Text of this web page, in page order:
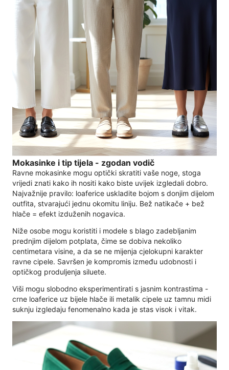
Mokasinke i tip tijela - zgodan vodič
Ravne mokasinke mogu optički skratiti vaše noge, stoga
vrijedi znati kako ih nositi kako biste uvijek izgledali dobro.
Najvažnije pravilo: loaferice uskladite bojom s donjim dijelom
outfita, stvarajući jednu okomitu liniju. Bež natikače + bež
hlače = efekt izduženih nogavica.
Niže osobe mogu koristiti i modele s blago zadebljanim
prednjim dijelom potplata, čime se dobiva nekoliko
centimetara visine, a da se ne mijenja cjelokupni karakter
ravne cipele. Savršen je kompromis između udobnosti i
optičkog produljenja siluete.
Viši mogu slobodno eksperimentirati s jasnim kontrastima -
crne loaferice uz bijele hlače ili metalik cipele uz tamnu midi
suknju izgledaju fenomenalno kada je stas visok i vitak.